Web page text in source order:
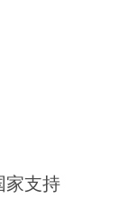
家支持